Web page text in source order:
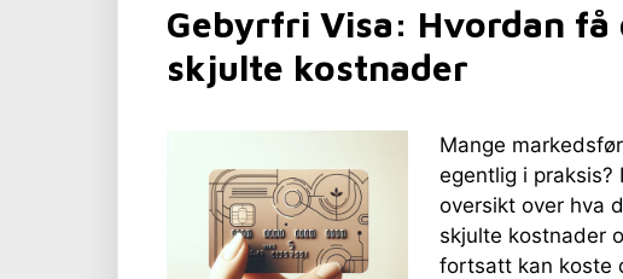
Gebyrfri Visa: Hvordan
skjulte kostnader
Mange
egentlig i
oversikt over hva
skjulte kostnader
fortsatt kan koste